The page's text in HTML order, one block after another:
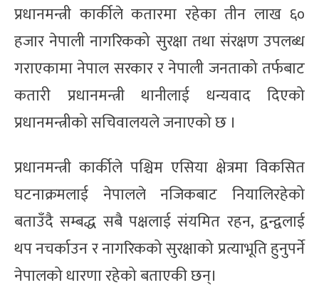
प्रधानमन्त्री कार्कीले कतारमा रहेका तीन लाख ६०
हजार नेपाली नागरिकको सुरक्षा तथा संरक्षण उपलब्ध
गराएकामा नेपाल सरकार र नेपाली जनताको तर्फबाट
कतारी प्रधानमन्त्री थानीलाई धन्यवाद दिएको
प्रधानमन्त्रीको सचिवालयले जनाएको छ ।
प्रधानमन्त्री कार्कीले पश्चिम एसिया क्षेत्रमा विकसित
घटनाक्रमलाई नेपालले नजिकबाट नियालिरहेको
बताउँदै सम्बद्ध सबै पक्षलाई संयमित रहन, द्वन्द्वलाई
थप नचर्काउन र नागरिकको सुरक्षाको प्रत्याभूति हुनुपर्ने
नेपालको धारणा रहेको बताएकी छन्।